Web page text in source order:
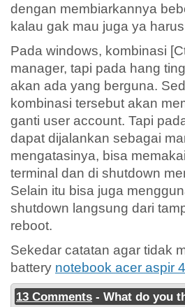
dengan membiarkannya
kalau gak mau juga ya
Pada windows, kombinasi
manager, tapi pada hang
akan ada yang berguna.
kombinasi tersebut akan
ganti user account. Tapi
dapat dijalankan sebagai
mengatasinya, bisa
terminal dan di shutdown
Selain itu bisa juga
shutdown langsung dari
reboot.
Sekedar catatan agar tidak
battery notebook acer aspir
13 Comments - What do you